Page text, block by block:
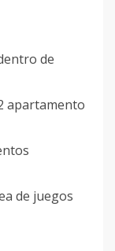
de
apartamento
de juegos